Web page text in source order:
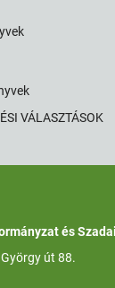
VÁLASZTÁSOK
és
út 88.